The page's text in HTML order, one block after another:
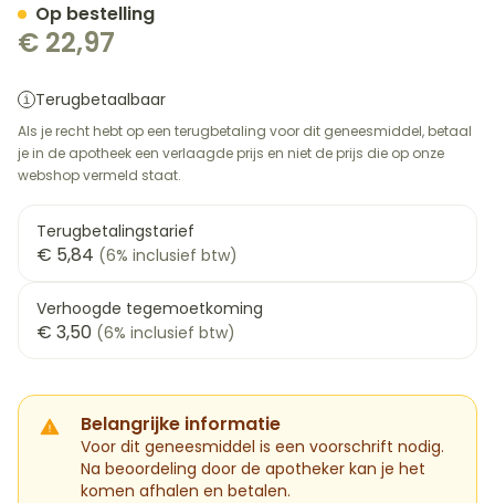
€ 22,97
Terugbetaalbaar
Als je recht hebt op een terugbetaling voor dit geneesmiddel, betaal
je in de apotheek een verlaagde prijs en niet de prijs die op onze
webshop vermeld staat.
Terugbetalingstarief
€ 5,84 (6% inclusief btw)
Verhoogde tegemoetkoming
€ 3,50 (6% inclusief btw)
Belangrijke informatie
Voor dit geneesmiddel is een voorschrift nodig.
Na beoordeling door de apotheker kan je het
komen afhalen en betalen.
Op bestelling